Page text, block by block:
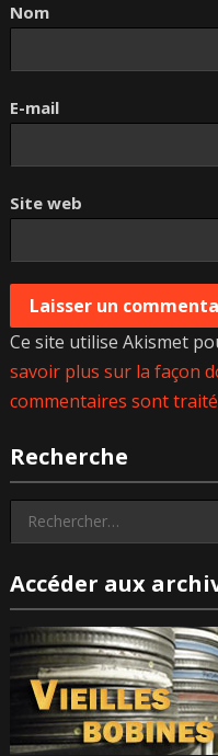
Nom
E-mail
Site web
Ce site utilise Akismet
savoir plus sur la façon
commentaires sont
Recherche
Rechercher :
Accéder aux